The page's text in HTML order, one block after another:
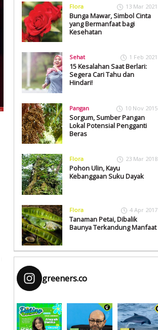
Flora 13 Mar 2021
Bunga Mawar, Simbol Cinta
yang Bermanfaat bagi
Kesehatan
Sehat 1 Feb 2021
15 Kesalahan Saat Berlari:
Segera Cari Tahu dan
Hindari!
Pangan 10 Nov 2015
Sorgum, Sumber Pangan
Lokal Potensial Pengganti
Beras
Flora 23 Mar 2018
Pohon Ulin, Kayu
Kebanggaan Suku Dayak
Flora 4 Apr 2017
Tanaman Petai, Dibalik
Baunya Terkandung Manfaat
greeners.co